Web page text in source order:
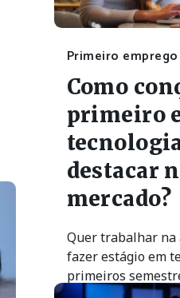
Primeiro
Como
primeiro
destacar
mercado?
Quer trabalhar na
fazer estágio em
primeiros